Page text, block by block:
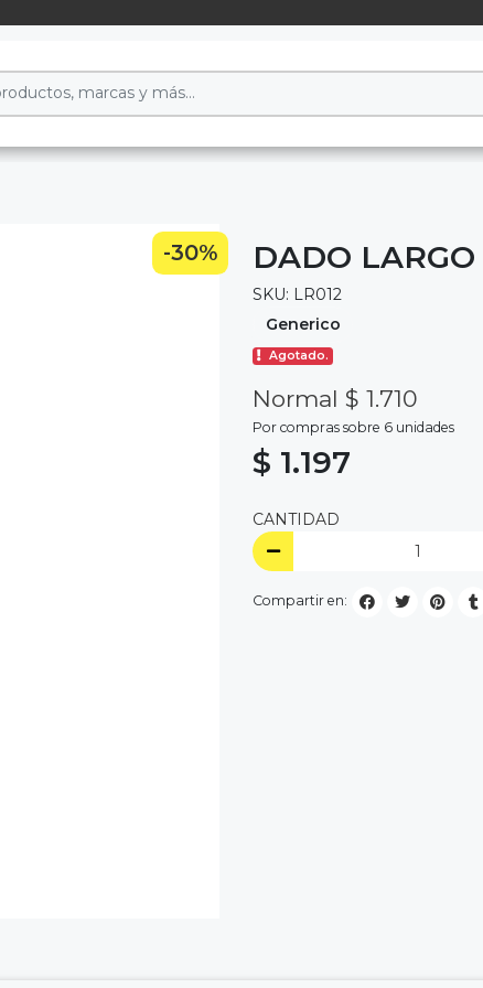
-30% DADO
SKU: LR012
Generico
Agotado.
Normal $ 1.710
Por compras sobre 6 unidades
$ 1.197
CANTIDAD
Compartir en: